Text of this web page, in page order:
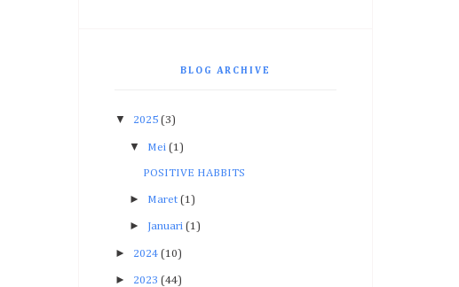
BLOG ARCHIVE
▼ 2025 (3)
▼ Mei (1)
POSITIVE HABBITS
► Maret (1)
► Januari (1)
► 2024 (10)
► 2023 (44)